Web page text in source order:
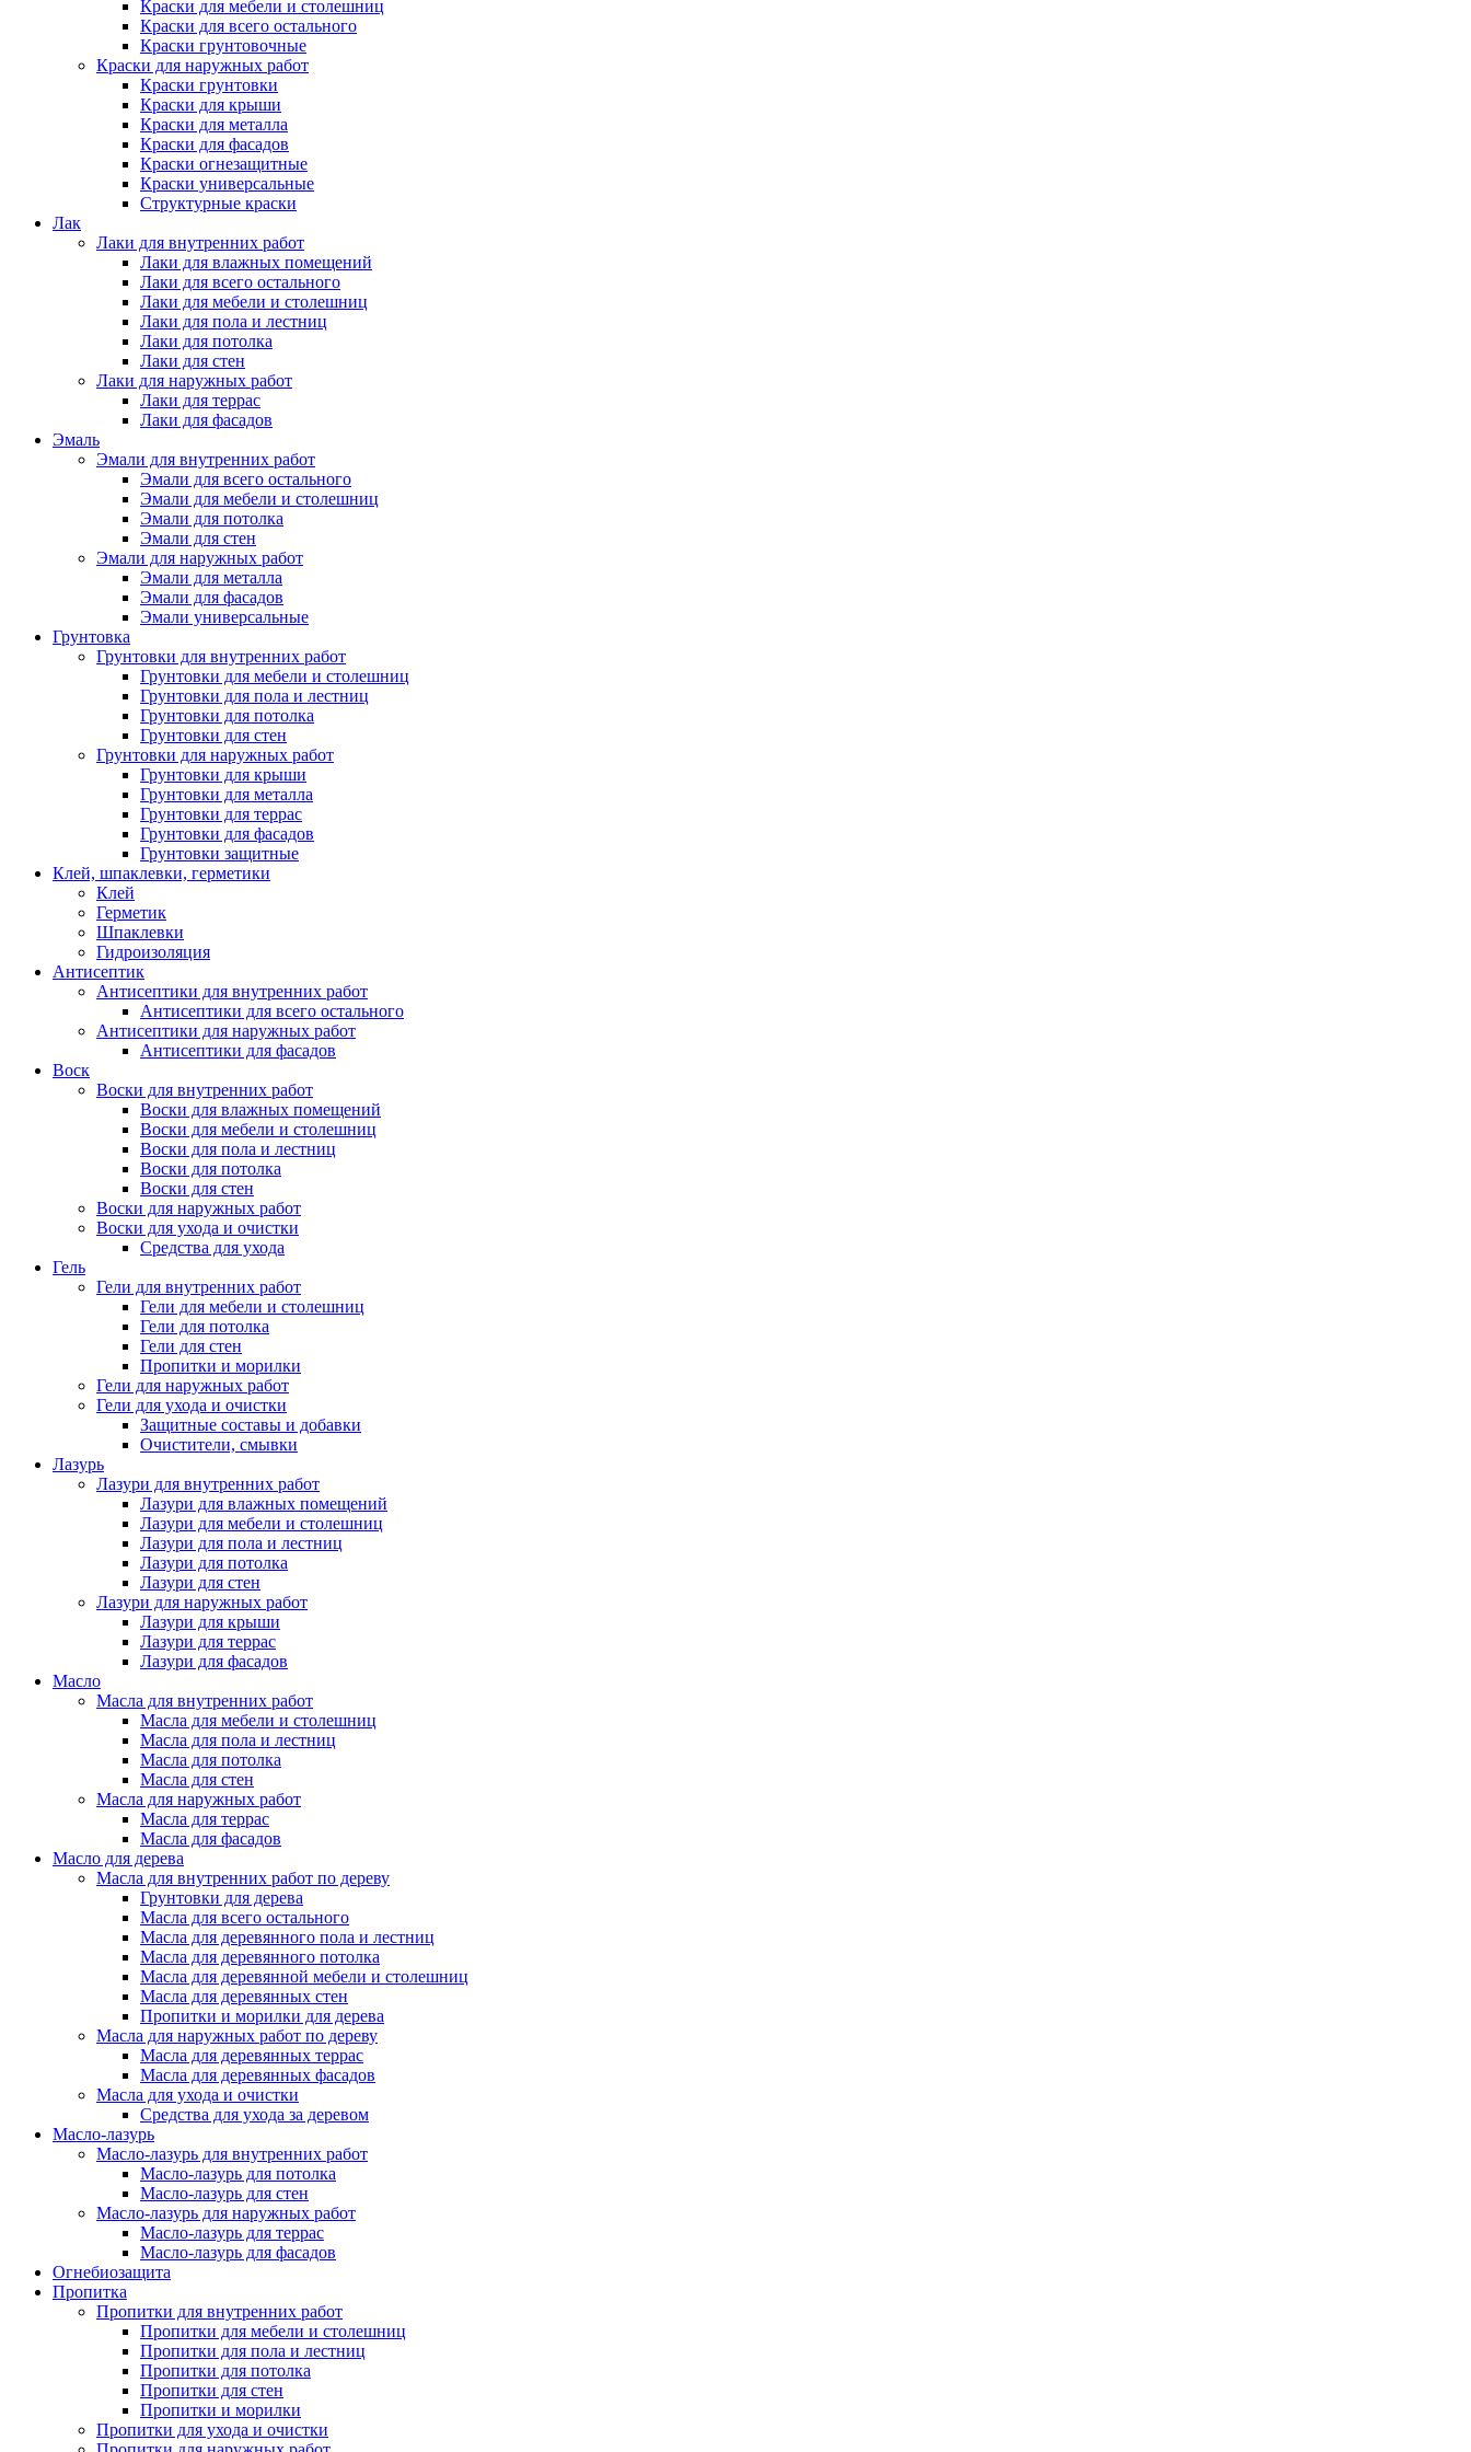
Краски для мебели и столешниц
Краски для всего остального
Краски грунтовочные
Краски для наружных работ
Краски грунтовки
Краски для крыши
Краски для металла
Краски для фасадов
Краски огнезащитные
Краски универсальные
Структурные краски
Лак
Лаки для внутренних работ
Лаки для влажных помещений
Лаки для всего остального
Лаки для мебели и столешниц
Лаки для пола и лестниц
Лаки для потолка
Лаки для стен
Лаки для наружных работ
Лаки для террас
Лаки для фасадов
Эмаль
Эмали для внутренних работ
Эмали для всего остального
Эмали для мебели и столешниц
Эмали для потолка
Эмали для стен
Эмали для наружных работ
Эмали для металла
Эмали для фасадов
Эмали универсальные
Грунтовка
Грунтовки для внутренних работ
Грунтовки для мебели и столешниц
Грунтовки для пола и лестниц
Грунтовки для потолка
Грунтовки для стен
Грунтовки для наружных работ
Грунтовки для крыши
Грунтовки для металла
Грунтовки для террас
Грунтовки для фасадов
Грунтовки защитные
Клей, шпаклевки, герметики
Клей
Герметик
Шпаклевки
Гидроизоляция
Антисептик
Антисептики для внутренних работ
Антисептики для всего остального
Антисептики для наружных работ
Антисептики для фасадов
Воск
Воски для внутренних работ
Воски для влажных помещений
Воски для мебели и столешниц
Воски для пола и лестниц
Воски для потолка
Воски для стен
Воски для наружных работ
Воски для ухода и очистки
Средства для ухода
Гель
Гели для внутренних работ
Гели для мебели и столешниц
Гели для потолка
Гели для стен
Пропитки и морилки
Гели для наружных работ
Гели для ухода и очистки
Защитные составы и добавки
Очистители, смывки
Лазурь
Лазури для внутренних работ
Лазури для влажных помещений
Лазури для мебели и столешниц
Лазури для пола и лестниц
Лазури для потолка
Лазури для стен
Лазури для наружных работ
Лазури для крыши
Лазури для террас
Лазури для фасадов
Масло
Масла для внутренних работ
Масла для мебели и столешниц
Масла для пола и лестниц
Масла для потолка
Масла для стен
Масла для наружных работ
Масла для террас
Масла для фасадов
Масло для дерева
Масла для внутренних работ по дереву
Грунтовки для дерева
Масла для всего остального
Масла для деревянного пола и лестниц
Масла для деревянного потолка
Масла для деревянной мебели и столешниц
Масла для деревянных стен
Пропитки и морилки для дерева
Масла для наружных работ по дереву
Масла для деревянных террас
Масла для деревянных фасадов
Масла для ухода и очистки
Средства для ухода за деревом
Масло-лазурь
Масло-лазурь для внутренних работ
Масло-лазурь для потолка
Масло-лазурь для стен
Масло-лазурь для наружных работ
Масло-лазурь для террас
Масло-лазурь для фасадов
Огнебиозащита
Пропитка
Пропитки для внутренних работ
Пропитки для мебели и столешниц
Пропитки для пола и лестниц
Пропитки для потолка
Пропитки для стен
Пропитки и морилки
Пропитки для ухода и очистки